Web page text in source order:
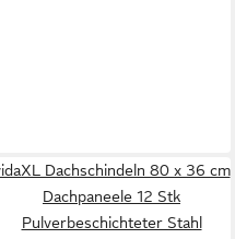
Dachschindeln 80 x 36 cm
Dachpaneele 12 Stk
Pulverbeschichteter Stahl